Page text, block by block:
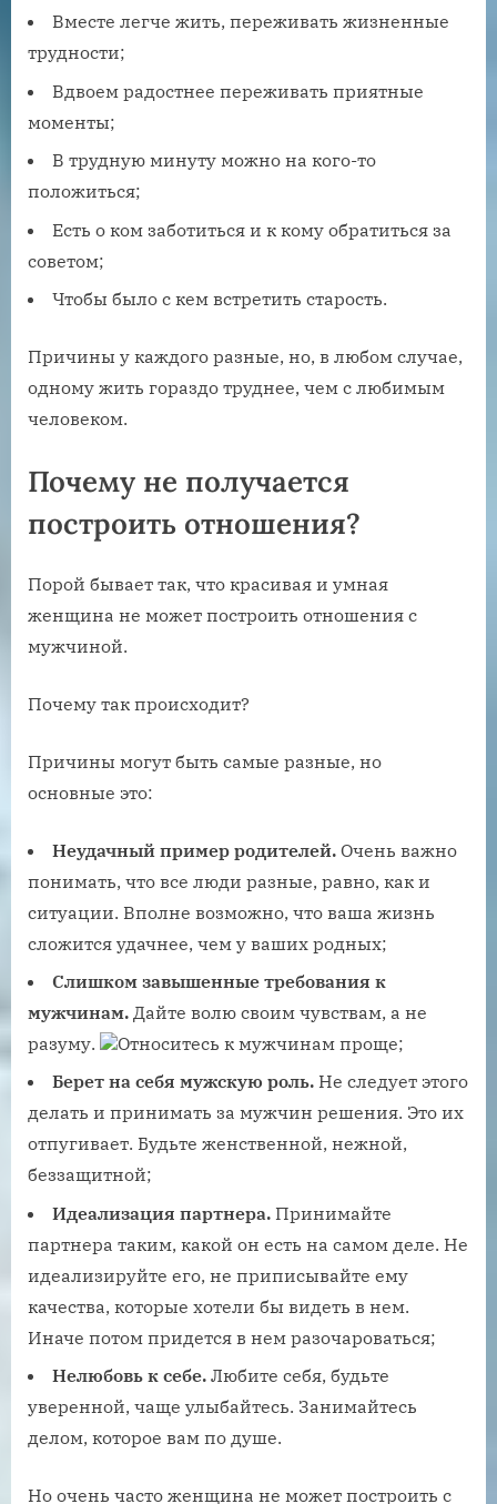
Вместе легче жить, переживать жизненные
трудности;
Вдвоем радостнее переживать приятные
моменты;
В трудную минуту можно на кого-то
положиться;
Есть о ком заботиться и к кому обратиться за
советом;
Чтобы было с кем встретить старость.
Причины у каждого разные, но, в любом случае,
одному жить гораздо труднее, чем с любимым
человеком.
Почему не получается
построить отношения?
Порой бывает так, что красивая и умная
женщина не может построить отношения с
мужчиной.
Почему так происходит?
Причины могут быть самые разные, но
основные это:
Неудачный пример родителей. Очень важно
понимать, что все люди разные, равно, как и
ситуации. Вполне возможно, что ваша жизнь
сложится удачнее, чем у ваших родных;
Слишком завышенные требования к
мужчинам. Дайте волю своим чувствам, а не
разуму.
Относитесь к мужчинам проще;
Берет на себя мужскую роль. Не следует этого
делать и принимать за мужчин решения. Это их
отпугивает. Будьте женственной, нежной,
беззащитной;
Идеализация партнера. Принимайте
партнера таким, какой он есть на самом деле. Не
идеализируйте его, не приписывайте ему
качества, которые хотели бы видеть в нем.
Иначе потом придется в нем разочароваться;
Нелюбовь к себе. Любите себя, будьте
уверенной, чаще улыбайтесь. Занимайтесь
делом, которое вам по душе.
Но очень часто женщина не может построить с